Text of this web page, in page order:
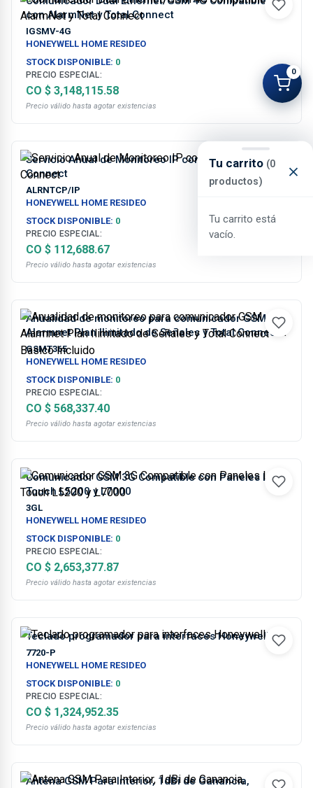
Tu carrito (0
productos)
Tu carrito está
vacío.
0
con AlarmNet y Total Connect
IGSMV-4G
HONEYWELL HOME RESIDEO
STOCK DISPONIBLE: 0
PRECIO ESPECIAL:
CO $ 3,148,115.58
Precio válido hasta agotar existencias
Servicio Anual de Monitoreo IP con Aplicacion Total
Connect
ALRNTCP/IP
HONEYWELL HOME RESIDEO
STOCK DISPONIBLE: 0
PRECIO ESPECIAL:
CO $ 112,688.67
Precio válido hasta agotar existencias
Anualidad de monitoreo para comunicador GSM
Alarmnet Plan Ilimitado de Señales y Total Connect
Basico Incluido
GSMT365
HONEYWELL HOME RESIDEO
STOCK DISPONIBLE: 0
PRECIO ESPECIAL:
CO $ 568,337.40
Precio válido hasta agotar existencias
Comunicador GSM 3G Compatible con Paneles Lynx
Touch L5200 y L7000
3GL
HONEYWELL HOME RESIDEO
STOCK DISPONIBLE: 0
PRECIO ESPECIAL:
CO $ 2,653,377.87
Precio válido hasta agotar existencias
Teclado programador para interfaces Honeywell
7720-P
HONEYWELL HOME RESIDEO
STOCK DISPONIBLE: 0
PRECIO ESPECIAL:
CO $ 1,324,952.35
Precio válido hasta agotar existencias
Antena GSM Para Interior, 1dBi de Ganancia,